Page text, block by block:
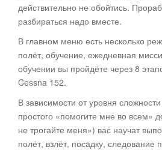
действительно не обойтись.
разбираться надо вместе.
В главном меню есть несколько
полёт, обучение, ежедневная
обучении вы пройдёте через 8
Cessna 152.
В зависимости от уровня
простого «помогите мне во всем»
не трогайте меня») вас научат
полёт, взлёт, посадку, следование